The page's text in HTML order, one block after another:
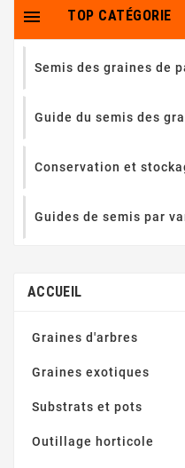
TOP CATÉGORIE

Semis des graines de
Guide du semis des
Conservation et
Guides de semis par
ACCUEIL
Graines d'arbres
Graines exotiques
Substrats et pots
Outillage horticole